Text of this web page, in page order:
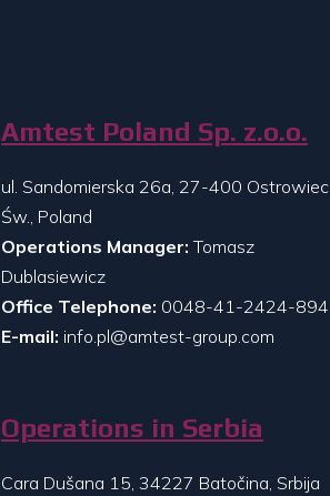
Amtest Poland Sp. z.o.o.
ul. Sandomierska 26a, 27-400 Ostrowiec
Św., Poland
Operations Manager: Tomasz
Dublasiewicz
Office Telephone: 0048-41-2424-894
E-mail: info.pl@amtest-group.com
Operations in Serbia
Cara Dušana 15, 34227 Batočina, Srbija